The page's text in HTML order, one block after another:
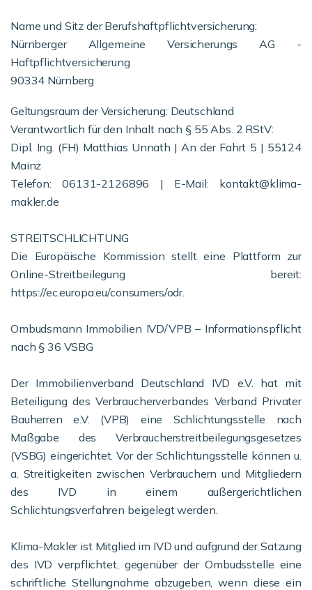
Name und Sitz der Berufshaftpflichtversicherung:
Nürnberger Allgemeine Versicherungs AG -
Haftpflichtversicherung
90334 Nürnberg
Geltungsraum der Versicherung: Deutschland
Verantwortlich für den Inhalt nach § 55 Abs. 2 RStV:
Dipl. Ing. (FH) Matthias Unnath | An der Fahrt 5 | 55124
Mainz
Telefon: 06131-2126896 | E-Mail: kontakt@klima-
makler.de
STREITSCHLICHTUNG
Die Europäische Kommission stellt eine Plattform zur
Online-Streitbeilegung bereit:
https://ec.europa.eu/consumers/odr.
Ombudsmann Immobilien IVD/VPB – Informationspflicht
nach § 36 VSBG
Der Immobilienverband Deutschland IVD e.V. hat mit
Beteiligung des Verbraucherverbandes Verband Privater
Bauherren e.V. (VPB) eine Schlichtungsstelle nach
Maßgabe des Verbraucherstreitbeilegungsgesetzes
(VSBG) eingerichtet. Vor der Schlichtungsstelle können u.
a. Streitigkeiten zwischen Verbrauchern und Mitgliedern
des IVD in einem außergerichtlichen
Schlichtungsverfahren beigelegt werden.
Klima-Makler ist Mitglied im IVD und aufgrund der Satzung
des IVD verpflichtet, gegenüber der Ombudsstelle eine
schriftliche Stellungnahme abzugeben, wenn diese ein